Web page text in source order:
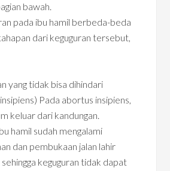
bawah.
pada ibu hamil berbeda-beda
dari keguguran tersebut,
yang tidak bisa dihindari
Pada abortus insipiens,
keluar dari kandungan.
hamil sudah mengalami
dan pembukaan jalan lahir
keguguran tidak dapat